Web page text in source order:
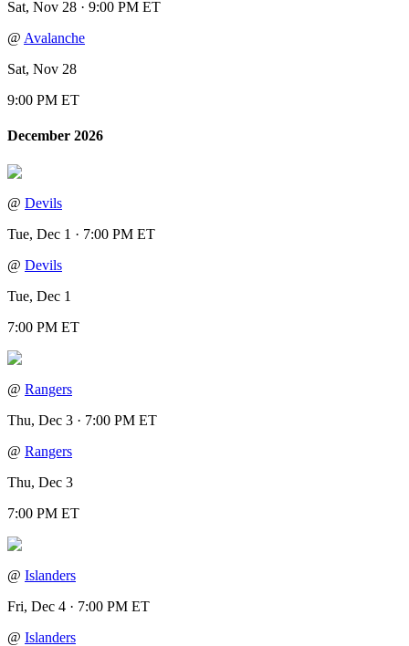
Sat, Nov 28 · 9:00 PM ET
@ Avalanche
Sat, Nov 28
9:00 PM ET
December 2026
@ Devils
Tue, Dec 1 · 7:00 PM ET
@ Devils
Tue, Dec 1
7:00 PM ET
@ Rangers
Thu, Dec 3 · 7:00 PM ET
@ Rangers
Thu, Dec 3
7:00 PM ET
@ Islanders
Fri, Dec 4 · 7:00 PM ET
@ Islanders